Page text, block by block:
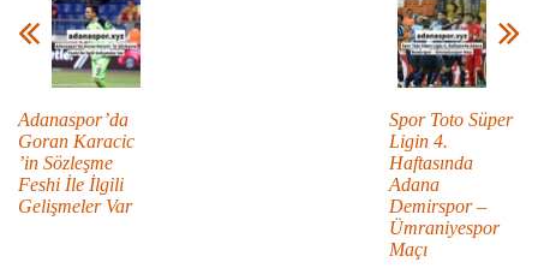
Adanaspor’da
Goran Karacic
’in Sözleşme
Feshi İle İlgili
Gelişmeler Var
Spor Toto Süper
Ligin 4.
Haftasında
Adana
Demirspor –
Ümraniyespor
Maçı